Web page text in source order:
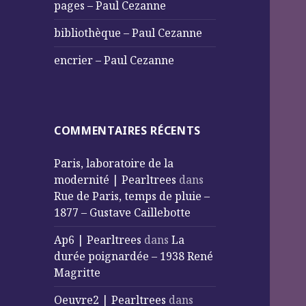
pages – Paul Cezanne
bibliothèque – Paul Cezanne
encrier – Paul Cezanne
COMMENTAIRES RÉCENTS
Paris, laboratoire de la
modernité | Pearltrees dans
Rue de Paris, temps de pluie –
1877 – Gustave Caillebotte
Ap6 | Pearltrees dansLa
durée poignardée – 1938 René
Magritte
Oeuvre2 | Pearltrees dans